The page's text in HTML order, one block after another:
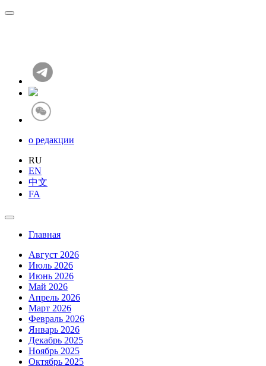
о редакции
RU
EN
中文
FA
Главная
Август 2026
Июль 2026
Июнь 2026
Май 2026
Апрель 2026
Март 2026
Февраль 2026
Январь 2026
Декабрь 2025
Ноябрь 2025
Октябрь 2025